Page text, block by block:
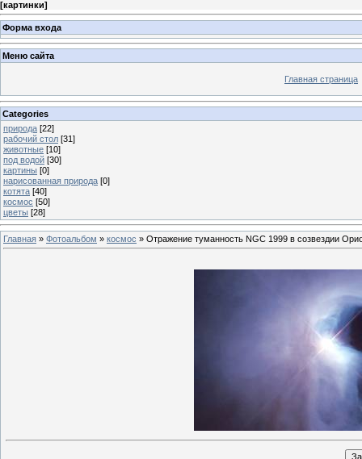
[картинки]
Форма входа
Меню сайта
Главная страница
Categories
природа [22]
рабочий стол [31]
животные [10]
под водой [30]
картины [0]
нарисованная природа [0]
котята [40]
космос [50]
цветы [28]
Главная » Фотоальбом » космос » Отражение туманность NGC 1999 в созвездии